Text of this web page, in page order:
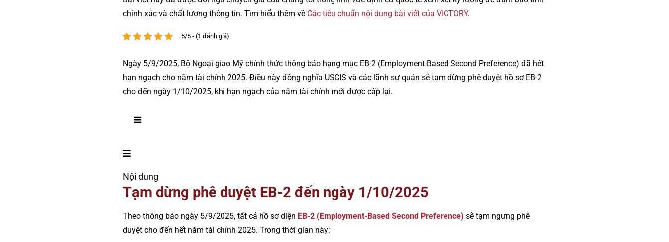
chính xác và chất lượng thông tin. Tìm hiểu thêm về Các tiêu chuẩn nội dung bài viết của VICTORY.
5/5 - (1 đánh giá)
Ngày 5/9/2025, Bộ Ngoại giao Mỹ chính thức thông báo hạng mục EB-2 (Employment-Based Second Preference) đã hết
hạn ngạch cho năm tài chính 2025. Điều này đồng nghĩa USCIS và các lãnh sự quán sẽ tạm dừng phê duyệt hồ sơ EB-2
cho đến ngày 1/10/2025, khi hạn ngạch của năm tài chính mới được cấp lại.
Nội dung
Tạm dừng phê duyệt EB-2 đến ngày 1/10/2025
Theo thông báo ngày 5/9/2025, tất cả hồ sơ diện EB-2 (Employment-Based Second Preference) sẽ tạm ngưng phê
duyệt cho đến hết năm tài chính 2025. Trong thời gian này: